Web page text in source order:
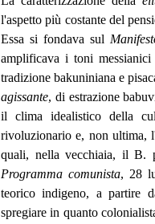
l'aspetto più costante del
Essa si fondava sul
amplificava i toni
tradizione bakuniniana e
agissante, di estrazione
il clima idealistico della
rivoluzionario e, non ultima,
quali, nella vecchiaia, il B.
Programma comunista, 28
teorico indigeno, a partire
spregiare in quanto